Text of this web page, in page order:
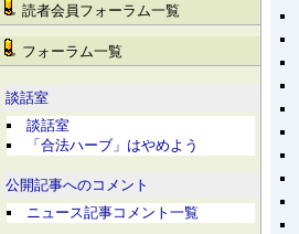
読者会員フォーラム一覧
フォーラム一覧
談話室
談話室
「合法ハーブ」はやめよう
公開記事へのコメント
ニュース記事コメント一覧